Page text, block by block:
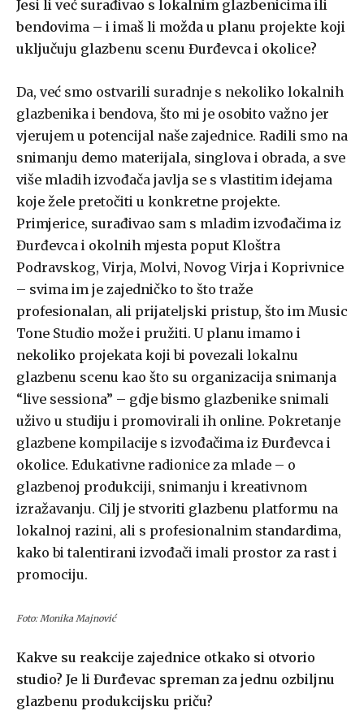
Jesi li već surađivao s lokalnim glazbenicima ili
bendovima – i imaš li možda u planu projekte koji
uključuju glazbenu scenu Đurđevca i okolice?
Da, već smo ostvarili suradnje s nekoliko lokalnih
glazbenika i bendova, što mi je osobito važno jer
vjerujem u potencijal naše zajednice. Radili smo na
snimanju demo materijala, singlova i obrada, a sve
više mladih izvođača javlja se s vlastitim idejama
koje žele pretočiti u konkretne projekte.
Primjerice, surađivao sam s mladim izvođačima iz
Đurđevca i okolnih mjesta poput Kloštra
Podravskog, Virja, Molvi, Novog Virja i Koprivnice
– svima im je zajedničko to što traže
profesionalan, ali prijateljski pristup, što im Music
Tone Studio može i pružiti. U planu imamo i
nekoliko projekata koji bi povezali lokalnu
glazbenu scenu kao što su organizacija snimanja
“live sessiona” – gdje bismo glazbenike snimali
uživo u studiju i promovirali ih online. Pokretanje
glazbene kompilacije s izvođačima iz Đurđevca i
okolice. Edukativne radionice za mlade – o
glazbenoj produkciji, snimanju i kreativnom
izražavanju. Cilj je stvoriti glazbenu platformu na
lokalnoj razini, ali s profesionalnim standardima,
kako bi talentirani izvođači imali prostor za rast i
promociju.
Foto: Monika Majnović
Kakve su reakcije zajednice otkako si otvorio
studio? Je li Đurđevac spreman za jednu ozbiljnu
glazbenu produkcijsku priču?